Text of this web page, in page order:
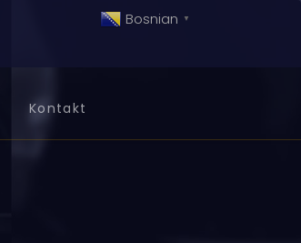
Bosnian ▼
Kontakt